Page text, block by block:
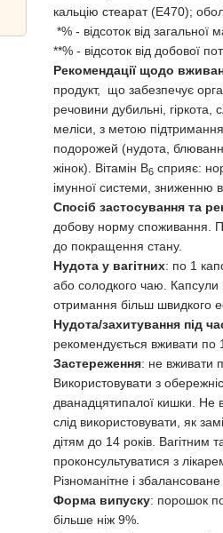
кальцію стеарат (Е470);
*% - відсоток від загальної
**% - відсоток від добової
Рекомендації щодо
продукт, що забезпечує
речовини дубильні, гіркота,
меліси, з метою
подорожей (нудота,
жінок). Вітамін В6сприяє:
імунної системи, зниженню
Спосіб застосування та
добову норму споживання.
до покращення стану.
Нудота у вагітних: по 1
або солодкого чаю.
отримання більш швидкого
Нудота/захитування під
рекомендується вживати по
Застереження: не вживати
Використовувати з
дванадцятипалої кишки. Не
слід використовувати, як
дітям до 14 років.
проконсультуватися з
Різноманітне і
Форма випуску: порошок
більше ніж 9%.